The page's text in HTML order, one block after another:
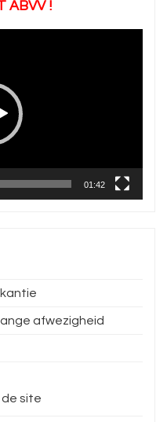
ABVV !
01:42
afwezigheid
site